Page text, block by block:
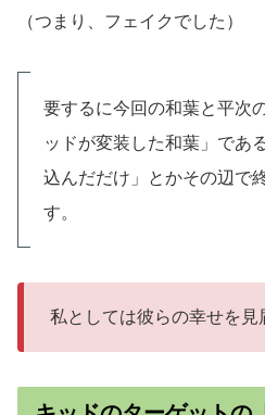
（つまり、フェイクでした）
要するに今回の和葉と平次
ッドが変装した和葉」であ
込んだだけ」とかその辺で
す。
私としては彼らの幸せを見